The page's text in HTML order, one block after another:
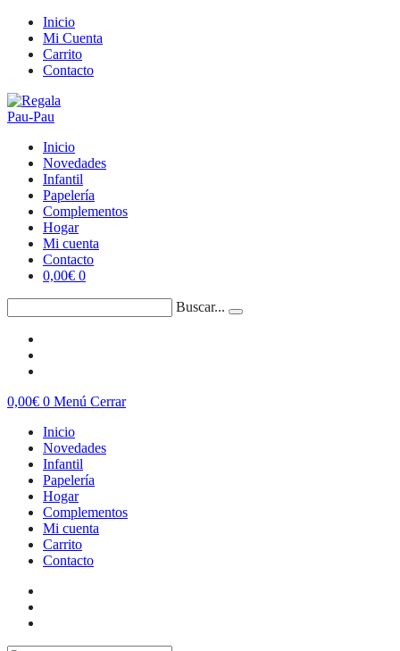
Saltar
contenido
Inicio
Mi Cuenta
Carrito
Contacto
Inicio
Novedades
Infantil
Papelería
Complementos
Hogar
Mi cuenta
Contacto
0,00€ 0
Buscar...
0,00€ 0 Menú Cerrar
Inicio
Novedades
Infantil
Papelería
Hogar
Complementos
Mi cuenta
Carrito
Contacto